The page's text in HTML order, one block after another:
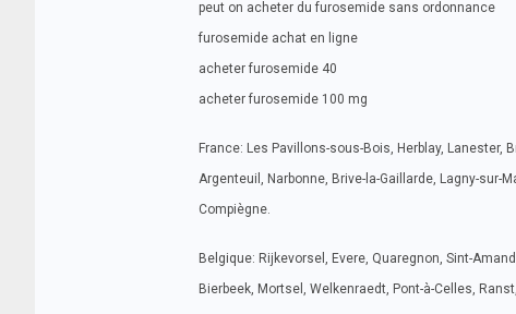
peut on acheter du furosemide sans ordonnance
furosemide achat en ligne
acheter furosemide 40
acheter furosemide 100 mg
France: Les Pavillons-sous-Bois, Herblay, Lanester,
Argenteuil, Narbonne, Brive-la-Gaillarde, Lagny-sur-
Compiègne.
Belgique: Rijkevorsel, Evere, Quaregnon, Sint-
Bierbeek, Mortsel, Welkenraedt, Pont-à-Celles,